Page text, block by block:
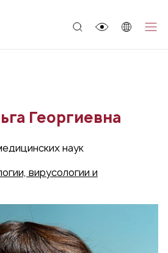
Георгиевна
наук
вирусологии и